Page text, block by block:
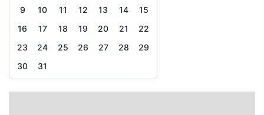
9
10 11 12 13 14
15
16
17 18 19 20 21
22
23
24 25 26 27 28
29
30
31